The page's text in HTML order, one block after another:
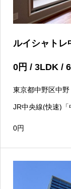
ルイシャトレ
0 円 / 3LDK /
東京都中野区中野
JR中央線(快速)
0円